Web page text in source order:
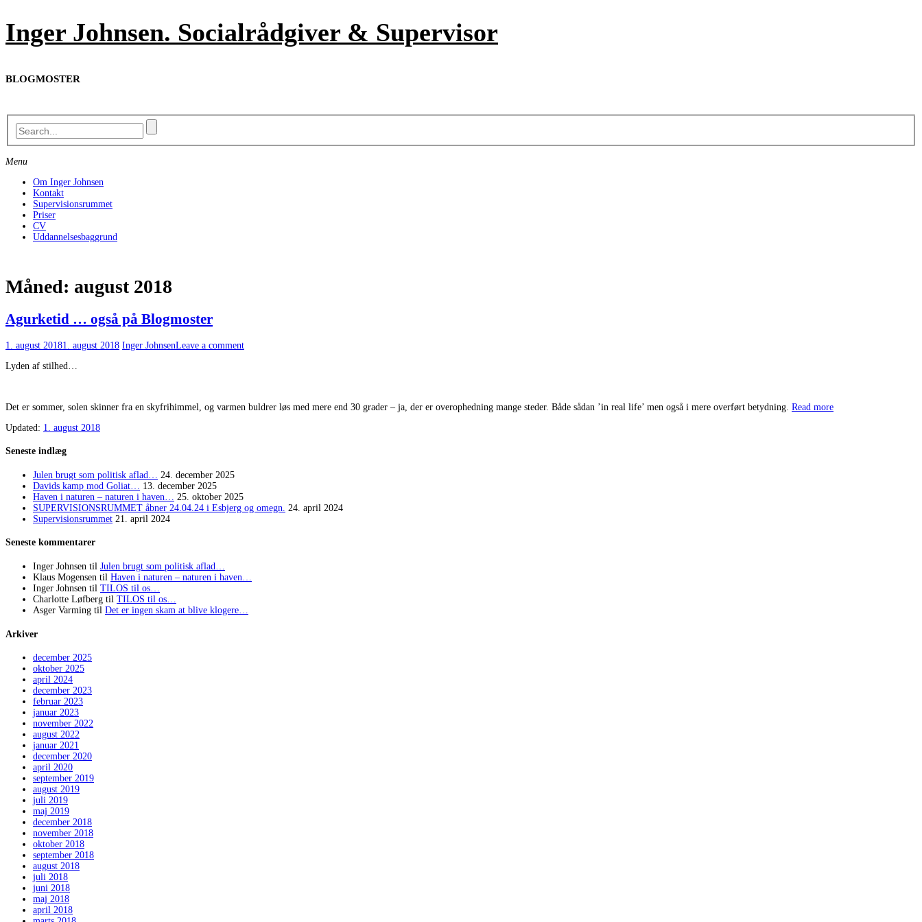
Skip
content
Inger Johnsen. Socialrådgiver & Supervisor
BLOGMOSTER
Menu
Om Inger Johnsen
Kontakt
Supervisionsrummet
Priser
CV
Uddannelsesbaggrund
Måned: august 2018
Agurketid … også på Blogmoster
1. august 20181. august 2018 Inger JohnsenLeave a comment
Lyden af stilhed…
Det er sommer, solen skinner fra en skyfrihimmel, og varmen buldrer løs med mere end 30 grader – ja, der er overophedning mange steder. Både sådan ’in real life’ men også i mere overført betydning. Read more“Agurketid
Updated: 1. august 2018
Seneste indlæg
Julen brugt som politisk aflad…
24. december 2025
Davids kamp mod Goliat…
13. december 2025
Haven i naturen – naturen i haven…
25. oktober 2025
SUPERVISIONSRUMMET åbner 24.04.24 i Esbjerg og omegn.
24. april 2024
Supervisionsrummet 21. april 2024
Seneste kommentarer
Inger Johnsen til Julen brugt som politisk aflad…
Klaus Mogensen til Haven i naturen – naturen i haven…
Inger Johnsen til TILOS til os…
Charlotte Løfberg til TILOS til os…
Asger Varming til Det er ingen skam at blive klogere…
Arkiver
december 2025
oktober 2025
april 2024
december 2023
februar 2023
januar 2023
november 2022
august 2022
januar 2021
december 2020
april 2020
september 2019
august 2019
juli 2019
maj 2019
december 2018
november 2018
oktober 2018
september 2018
august 2018
juli 2018
juni 2018
maj 2018
april 2018